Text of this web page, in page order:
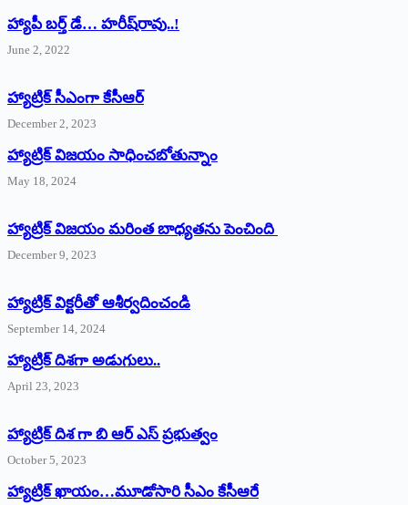
హ్యాపీ బర్త్ ‌డే… హరీష్‌రావు..!
June 2, 2022
హ్యాట్రిక్‌ ‌సీఎంగా కేసీఆర్‌
December 2, 2023
హ్యాట్రిక్‌ విజయం సాధించబోతున్నాం
May 18, 2024
హ్యాట్రిక్ విజయం మరింత బాధ్యతను పెంచింది
December 9, 2023
హ్యాట్రిక్‌ ‌విక్టరీతో ఆశీర్వదించండి
September 14, 2024
‌హ్యాట్రిక్‌ ‌దిశగా అడుగులు..
April 23, 2023
హ్యాట్రిక్ దిశ గా బి ఆర్ ఎస్ ప్రభుత్వం
October 5, 2023
హ్యాట్రిక్‌ ‌ఖాయం…మూడోసారి సీఎం కేసీఆరే